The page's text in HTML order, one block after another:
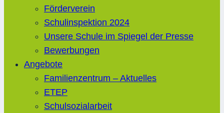
Förderverein
Schulinspektion 2024
Unsere Schule im Spiegel der Presse
Bewerbungen
Angebote
Familienzentrum – Aktuelles
ETEP
Schulsozialarbeit